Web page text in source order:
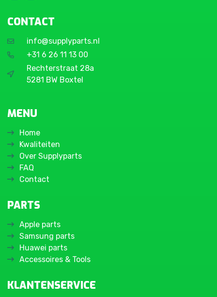
CONTACT
info@supplyparts.nl
+31 6 26 11 13 00
Rechterstraat 28a
5281 BW Boxtel
MENU
Home
Kwaliteiten
Over Supplyparts
FAQ
Contact
PARTS
Apple parts
Samsung parts
Huawei parts
Accessoires & Tools
KLANTENSERVICE